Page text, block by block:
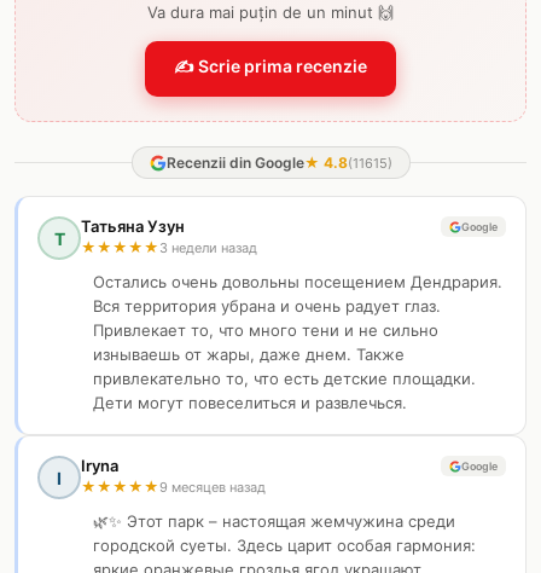
Va dura mai puțin de un minut 🙌
✍️ Scrie prima recenzie
Recenzii din Google★ 4.8(11615)
Т
Татьяна Узун
★ ★ ★ ★ ★ 3 недели назад
Google
Остались очень довольны посещением Дендрария.
Вся территория убрана и очень радует глаз.
Привлекает то, что много тени и не сильно
изнываешь от жары, даже днем. Также
привлекательно то, что есть детские площадки.
Дети могут повеселиться и развлечься.
I
Iryna
★ ★ ★ ★ ★9 месяцев назад
Google
🌿✨ Этот парк – настоящая жемчужина среди
городской суеты. Здесь царит особая гармония: